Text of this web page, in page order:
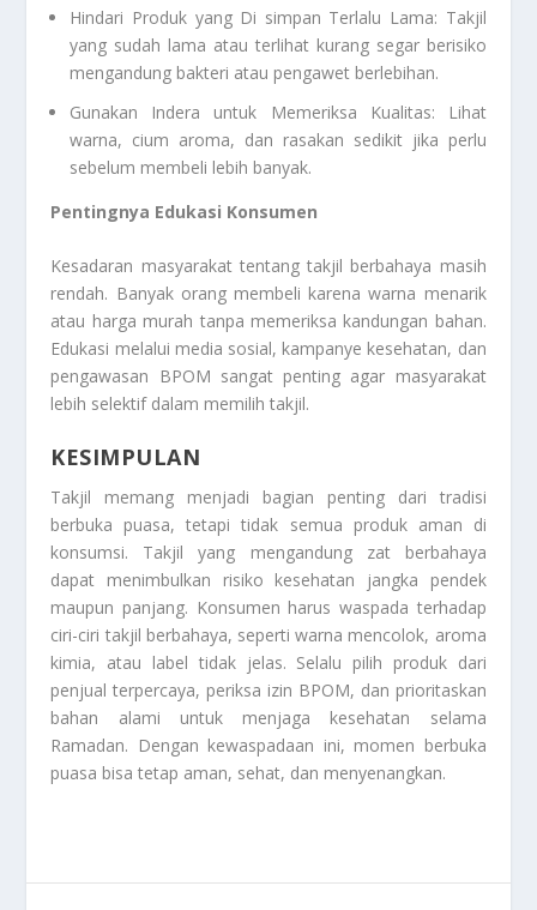
Hindari Produk yang Di simpan Terlalu Lama: Takjil
yang sudah lama atau terlihat kurang segar berisiko
mengandung bakteri atau pengawet berlebihan.
Gunakan Indera untuk Memeriksa Kualitas: Lihat
warna, cium aroma, dan rasakan sedikit jika perlu
sebelum membeli lebih banyak.
Pentingnya Edukasi Konsumen
Kesadaran masyarakat tentang takjil berbahaya masih
rendah. Banyak orang membeli karena warna menarik
atau harga murah tanpa memeriksa kandungan bahan.
Edukasi melalui media sosial, kampanye kesehatan, dan
pengawasan BPOM sangat penting agar masyarakat
lebih selektif dalam memilih takjil.
KESIMPULAN
Takjil memang menjadi bagian penting dari tradisi
berbuka puasa, tetapi tidak semua produk aman di
konsumsi. Takjil yang mengandung zat berbahaya
dapat menimbulkan risiko kesehatan jangka pendek
maupun panjang. Konsumen harus waspada terhadap
ciri-ciri takjil berbahaya, seperti warna mencolok, aroma
kimia, atau label tidak jelas. Selalu pilih produk dari
penjual terpercaya, periksa izin BPOM, dan prioritaskan
bahan alami untuk menjaga kesehatan selama
Ramadan. Dengan kewaspadaan ini, momen berbuka
puasa bisa tetap aman, sehat, dan menyenangkan.